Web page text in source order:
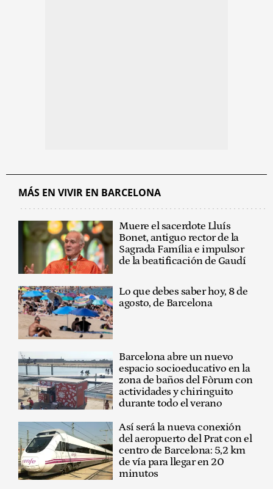
MÁS EN VIVIR EN BARCELONA
Muere el sacerdote Lluís
Bonet, antiguo rector de la
Sagrada Família e impulsor
de la beatificación de Gaudí
Lo que debes saber hoy, 8 de
agosto, de Barcelona
Barcelona abre un nuevo
espacio socioeducativo en la
zona de baños del Fòrum con
actividades y chiringuito
durante todo el verano
Así será la nueva conexión
del aeropuerto del Prat con el
centro de Barcelona: 5,2 km
de vía para llegar en 20
minutos